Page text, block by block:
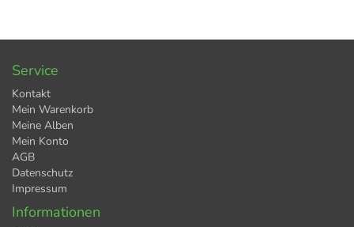
Service
Kontakt
Mein Warenkorb
Meine Alben
Mein Konto
AGB
Datenschutz
Impressum
Informationen